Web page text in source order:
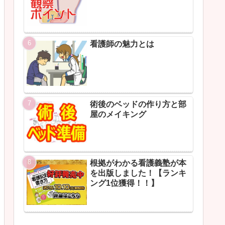
看護師の魅力とは
術後のベッドの作り方と部
屋のメイキング
根拠がわかる看護義塾が本
を出版しました！【ランキ
ング1位獲得！！】